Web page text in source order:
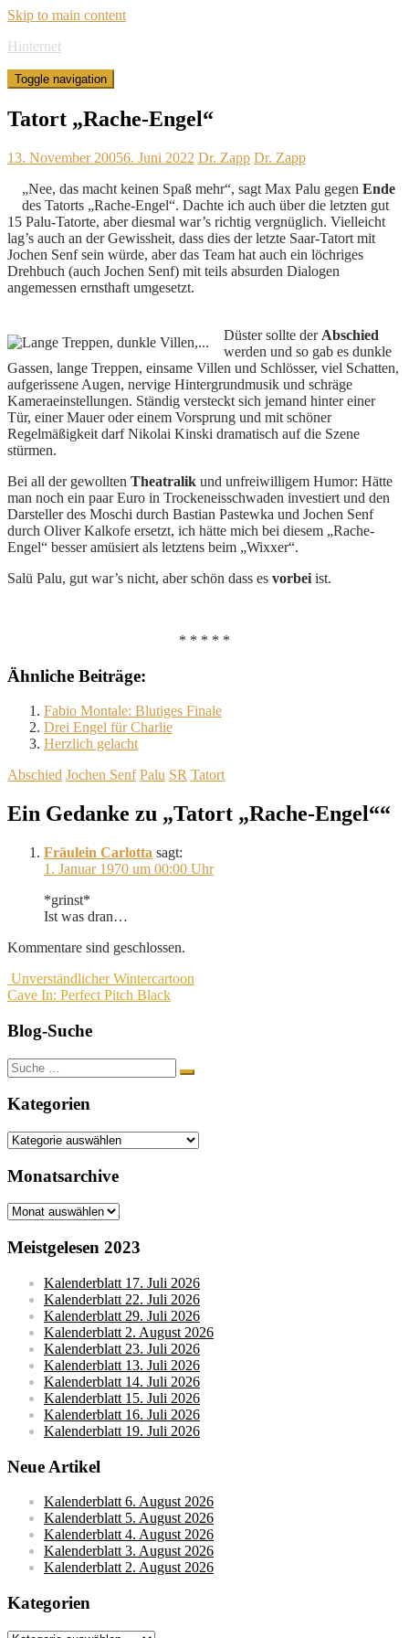
Skip to main content
Hinternet
Toggle navigation
Tatort „Rache-Engel“
13. November 20056. Juni 2022 Dr. Zapp Dr. Zapp
„Nee, das macht keinen Spaß mehr“, sagt Max Palu gegen Ende
des Tatorts „Rache-Engel“. Dachte ich auch über die letzten gut
15 Palu-Tatorte, aber diesmal war’s richtig vergnüglich. Vielleicht
lag’s auch an der Gewissheit, dass dies der letzte Saar-Tatort mit
Jochen Senf sein würde, aber das Team hat auch ein löchriges
Drehbuch (auch Jochen Senf) mit teils absurden Dialogen
angemessen ernsthaft umgesetzt.
Düster sollte der Abschied
werden und so gab es dunkle
Gassen, lange Treppen, einsame Villen und Schlösser, viel Schatten,
aufgerissene Augen, nervige Hintergrundmusik und schräge
Kameraeinstellungen. Ständig versteckt sich jemand hinter einer
Tür, einer Mauer oder einem Vorsprung und mit schöner
Regelmäßigkeit darf Nikolai Kinski dramatisch auf die Szene
stürmen.
Bei all der gewollten Theatralik und unfreiwilligem Humor: Hätte
man noch ein paar Euro in Trockeneisschwaden investiert und den
Darsteller des Moschi durch Bastian Pastewka und Jochen Senf
durch Oliver Kalkofe ersetzt, ich hätte mich bei diesem „Rache-
Engel“ besser amüsiert als letztens beim „Wixxer“.
Salü Palu, gut war’s nicht, aber schön dass es vorbei ist.
* * * * *
Ähnliche Beiträge:
Fabio Montale: Blutiges Finale
Drei Engel für Charlie
Herzlich gelacht
Abschied Jochen Senf Palu SR Tatort
Ein Gedanke zu „Tatort „Rache-Engel““
Fräulein Carlotta sagt:
1. Januar 1970 um 00:00 Uhr
*grinst*
Ist was dran…
Kommentare sind geschlossen.
Beitragsnavigation
Unverständlicher Wintercartoon
Cave In: Perfect Pitch Black
Blog-Suche
Suche
nach:
Kategorien
Kategorien
Monatsarchive
Monatsarchive
Meistgelesen 2023
Kalenderblatt 17. Juli 2026
Kalenderblatt 22. Juli 2026
Kalenderblatt 29. Juli 2026
Kalenderblatt 2. August 2026
Kalenderblatt 23. Juli 2026
Kalenderblatt 13. Juli 2026
Kalenderblatt 14. Juli 2026
Kalenderblatt 15. Juli 2026
Kalenderblatt 16. Juli 2026
Kalenderblatt 19. Juli 2026
Neue Artikel
Kalenderblatt 6. August 2026
Kalenderblatt 5. August 2026
Kalenderblatt 4. August 2026
Kalenderblatt 3. August 2026
Kalenderblatt 2. August 2026
Kategorien